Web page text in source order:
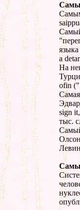
а
На
ofin
sign
тыс.